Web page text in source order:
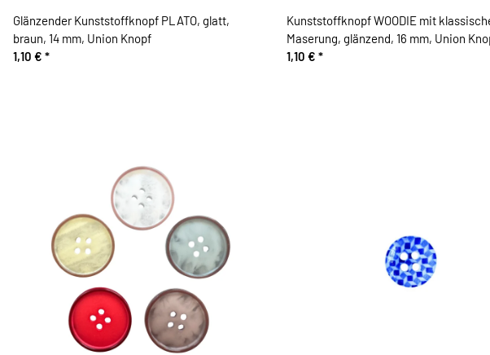
Glänzender Kunststoffknopf PLATO, glatt,
braun, 14 mm, Union Knopf
1,10 € *
Kunststoffknopf WOODIE mit
Maserung, glänzend, 16 mm, Union
1,10 € *